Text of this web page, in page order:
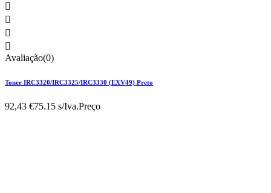




Avaliação(0)
Toner IRC3320/IRC3325/IRC3330 (EXV49) Preto
92,43 €75.15 s/Iva.Preço